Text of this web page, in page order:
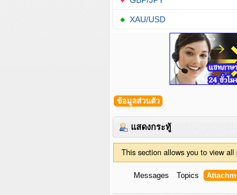
ข้อมูลส่วนตัว
แสดงกระทู้
This section allows you to view
Messages Topics